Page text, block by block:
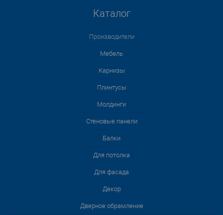
Каталог
Производители
Мебель
Карнизы
Плинтусы
Молдинги
Стеновые панели
Балки
Для потолка
Для фасада
Декор
Дверное обрамление